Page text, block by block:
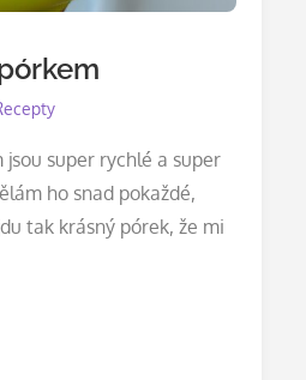
super rychlé a super
ho snad pokaždé,
tak krásný pórek, že mi